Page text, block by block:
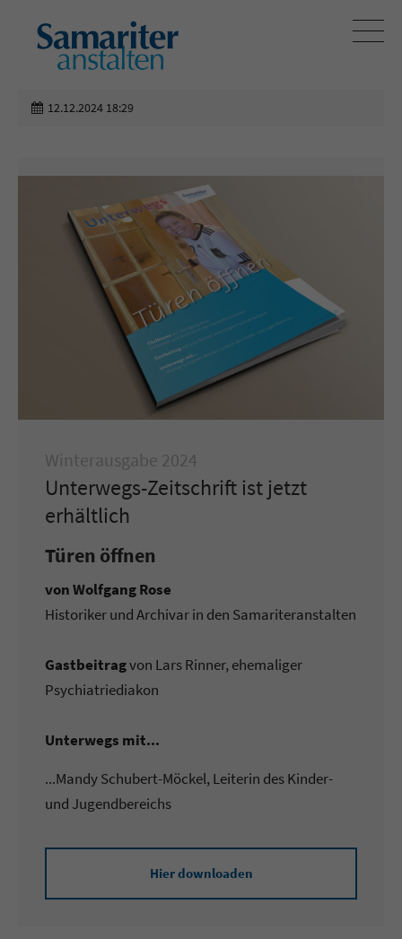
12.12.2024 18:29
Winterausgabe 2024
Unterwegs-Zeitschrift ist jetzt
erhältlich
Türen öffnen
von Wolfgang Rose
Historiker und Archivar in den Samariteranstalten
Gastbeitragvon Lars Rinner, ehemaliger
Psychiatriediakon
Unterwegs mit...
...Mandy Schubert-Möckel, Leiterin des Kinder-
und Jugendbereichs
Hier downloaden